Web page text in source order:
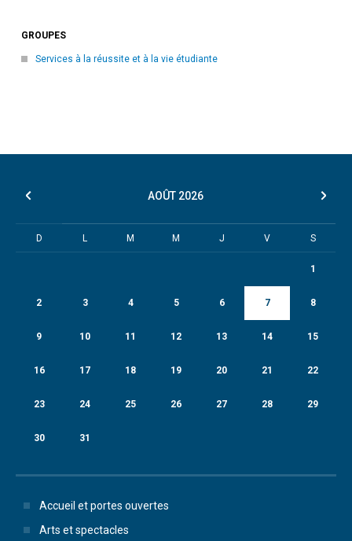
GROUPES
Services à la réussite et à la vie étudiante
AOÛT 2026
D L M M J V S
1
2 3 4 5 6 7 8
9 10 11 12 13 14 15
16 17 18 19 20 21 22
23 24 25 26 27 28 29
30 31
Accueil et portes ouvertes
Arts et spectacles